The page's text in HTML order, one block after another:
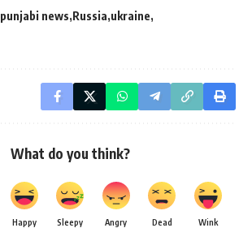
punjabi news Russia ukraine
What do you think?
Happy Sleepy Angry Dead Wink